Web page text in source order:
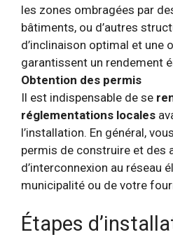
les zones ombragées par
bâtiments, ou d’autres
d’inclinaison optimal et une
garantissent un rendement
Obtention des permis
Il est indispensable de se
réglementations locales
l’installation. En général,
permis de construire et des
d’interconnexion au réseau
municipalité ou de votre
Étapes